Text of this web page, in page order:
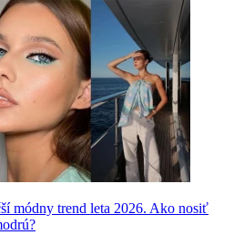
módny trend leta 2026. Ako nosiť